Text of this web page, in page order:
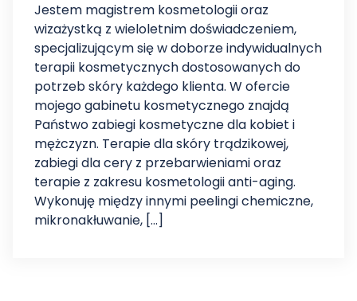
Jestem magistrem kosmetologii oraz
wizażystką z wieloletnim doświadczeniem,
specjalizującym się w doborze indywidualnych
terapii kosmetycznych dostosowanych do
potrzeb skóry każdego klienta. W ofercie
mojego gabinetu kosmetycznego znajdą
Państwo zabiegi kosmetyczne dla kobiet i
mężczyzn. Terapie dla skóry trądzikowej,
zabiegi dla cery z przebarwieniami oraz
terapie z zakresu kosmetologii anti-aging.
Wykonuję między innymi peelingi chemiczne,
mikronakłuwanie, […]